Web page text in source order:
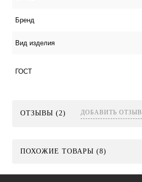
Бренд
Вид изделия
ГОСТ
ОТЗЫВЫ (2) ДОБАВИТЬ ОТЗЫВ
ПОХОЖИЕ ТОВАРЫ (8)